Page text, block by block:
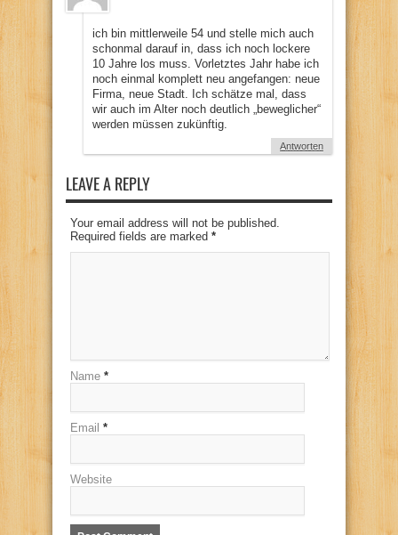
ich bin mittlerweile 54 und stelle mich auch
schonmal darauf in, dass ich noch lockere
10 Jahre los muss. Vorletztes Jahr habe ich
noch einmal komplett neu angefangen: neue
Firma, neue Stadt. Ich schätze mal, dass
wir auch im Alter noch deutlich „beweglicher“
werden müssen zukünftig.
Antworten
LEAVE A REPLY
Your email address will not be published.
Required fields are marked *
Name *
Email *
Website